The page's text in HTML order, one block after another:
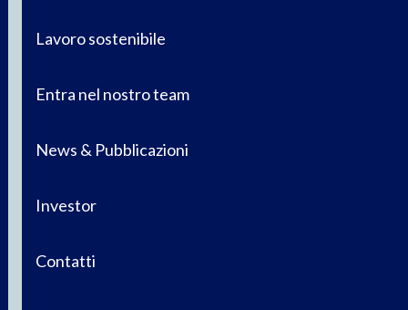
Lavoro sostenibile
Entra nel nostro team
News & Pubblicazioni
Investor
Contatti